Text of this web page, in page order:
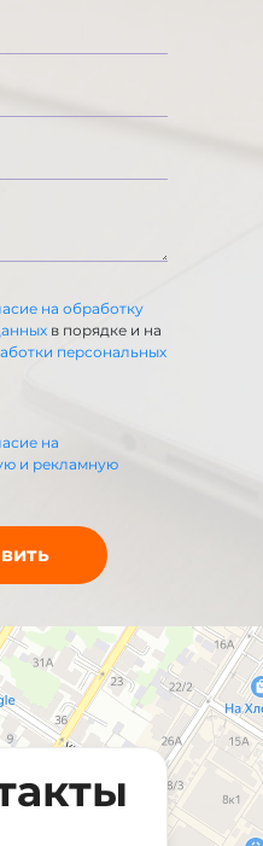
на обработку
в порядке и на
персональных
на
и рекламную